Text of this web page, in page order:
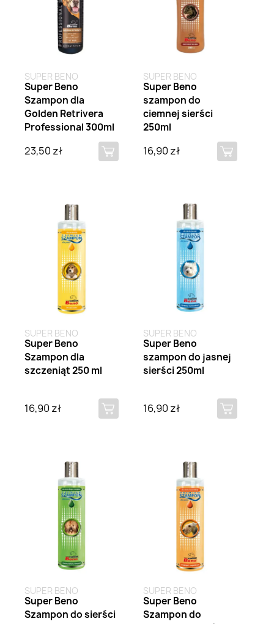
SUPER BENO
Super Beno
Szampon dla
Golden Retrivera
Professional 300ml
23,50 zł
SUPER BENO
Super Beno
szampon do
ciemnej sierści
250ml
16,90 zł
SUPER BENO
Super Beno
Szampon dla
szczeniąt 250 ml
16,90 zł
Brak na stanie
SUPER BENO
Super Beno
szampon do jasnej
sierści 250ml
16,90 zł
SUPER BENO
Super Beno
Szampon do sierści
SUPER BENO
Super Beno
Szampon do